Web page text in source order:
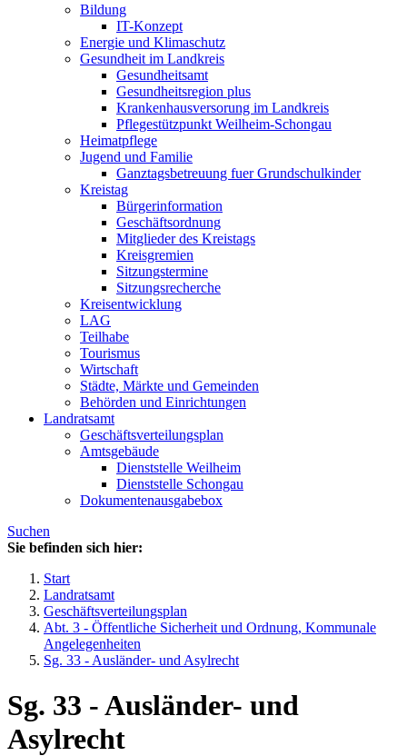
Bildung
IT-Konzept
Energie und Klimaschutz
Gesundheit im Landkreis
Gesundheitsamt
Gesundheitsregion plus
Krankenhausversorung im Landkreis
Pflegestützpunkt Weilheim-Schongau
Heimatpflege
Jugend und Familie
Ganztagsbetreuung fuer Grundschulkinder
Kreistag
Bürgerinformation
Geschäftsordnung
Mitglieder des Kreistags
Kreisgremien
Sitzungstermine
Sitzungsrecherche
Kreisentwicklung
LAG
Teilhabe
Tourismus
Wirtschaft
Städte, Märkte und Gemeinden
Behörden und Einrichtungen
Landratsamt
Geschäftsverteilungsplan
Amtsgebäude
Dienststelle Weilheim
Dienststelle Schongau
Dokumentenausgabebox
Suchen
Sie befinden sich hier:
Start
Landratsamt
Geschäftsverteilungsplan
Abt. 3 - Öffentliche Sicherheit und Ordnung, Kommunale
Angelegenheiten
Sg. 33 - Ausländer- und Asylrecht
Sg. 33 - Ausländer- und
Asylrecht